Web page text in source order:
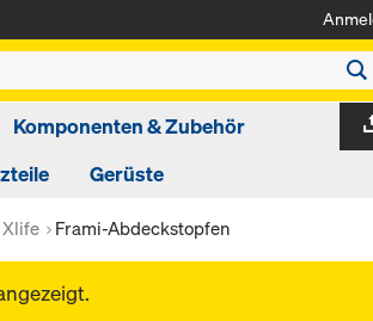
Komponenten & Zubehör
Gerüste
Frami-Abdeckstopfen